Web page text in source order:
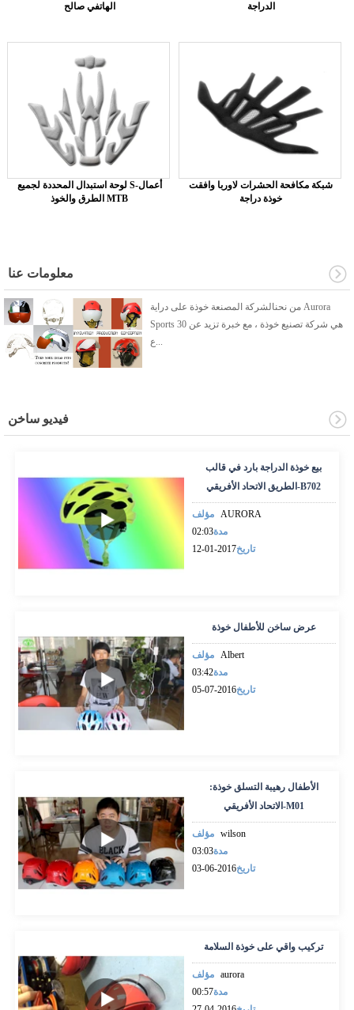
الهاتفي صالح
الدراجة
لوحة استبدال المحددة لجميع S-أعمال
الطرق والخوذ MTB
شبكة مكافحة الحشرات لاوربا وافقت
خوذة دراجة
معلومات عنا
من نحنالشركة المصنعة خوذة على دراية Aurora
Sports هي شركة تصنيع خوذة ، مع خبرة تزيد عن 30
ع...
فيديو ساخن
بيع خوذة الدراجة بارد في قالب
الطريق الاتحاد الأفريقي-B702
مؤلف AURORA
مدة02:03
تاريخ2017-01-12
عرض ساخن للأطفال خوذة
مؤلف Albert
مدة03:42
تاريخ2016-07-05
الأطفال رهيبة التسلق خوذة:
الاتحاد الأفريقي-M01
مؤلف wilson
مدة03:03
تاريخ2016-06-03
تركيب واقي على خوذة السلامة
مؤلف aurora
مدة00:57